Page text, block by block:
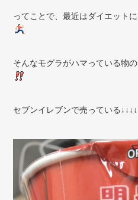
ってことで、最近はダイエット
そんなモグラがハマっている物
セブンイレブンで売っている